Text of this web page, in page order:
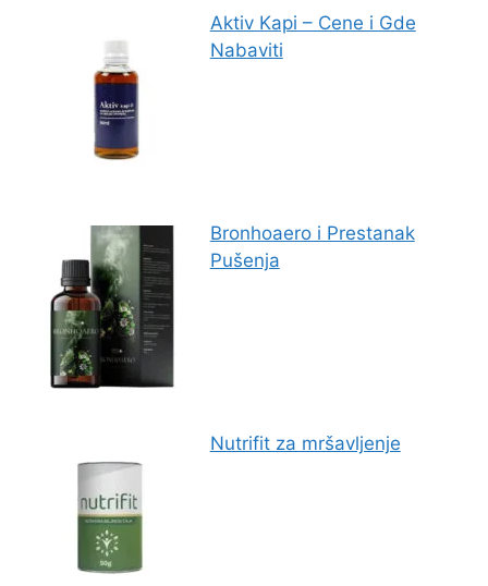
Aktiv Kapi – Cene i Gde
Nabaviti
Bronhoaero i Prestanak
Pušenja
Nutrifit za mršavljenje